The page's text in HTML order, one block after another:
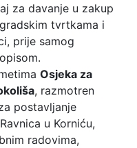
za davanje u zakup
tvrtkama i
prije samog
Osjeka za
, razmotren
postavljanje
u Korniću,
radovima,